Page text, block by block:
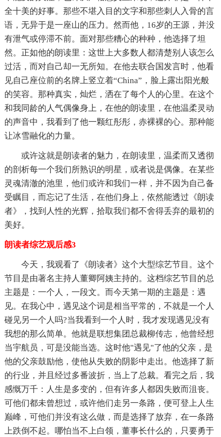
全十美的好事。那些不堪入目的文字和那些刺人入骨的言
语，无异于是一座山的压力。然而他，16岁的王源，并没
有泄气或停滞不前。面对那些糟心的种种，他选择了坦
然。正如他的朗读里：这世上大多数人都清楚别人该怎么
过活，而对自己却一无所知。在他去联合国发言时，他看
见自己座位前的名牌上竖立着“China”，脸上露出阳光般
的笑容。那种真实，灿烂，洒在了每个人的心里。在这个
和我同龄的人气偶像身上，在他的朗读里，在他温柔灵动
的声音中，我看到了他一颗红彤彤，赤裸裸的心。那种能
让冰雪融化的力量。
或许这就是朗读者的魅力，在朗读里，温柔而又透彻
的剖析每一个我们所熟识的明星，或者说是偶像。在某些
灵魂清澈的池里，他们或许和我们一样，并不因为自己备
受瞩目，而忘记了生活，在他们身上，依然能透过《朗读
者》，找到人性的光辉，拾取我们都不舍得丢弃的最初的
美好。
朗读者综艺观后感3
今天，我观看了《朗读者》这个大型综艺节目。这个
节目是由著名主持人董卿阿姨主持的。这档综艺节目的总
主题是：一个人，一段文。而今天第一期的主题是：遇
见。在我心中，遇见这个词是相当平常的，不就是一个人
碰见另一个人吗?当我看到一个人时，我才发现遇见没有
我想的那么简单。他就是联想集团总裁柳传志，他曾经想
当宇航员，可是没能当选。这时他"遇见"了他的父亲，是
他的父亲鼓励他，使他从失败的阴影中走出。他选择了新
的行业，并且经过多番波折，当上了总裁。看完之后，我
感慨万千：人生是多变的，但有许多人都因失败而沮丧。
可他们都未曾想过，或许他们走另一条路，便可登上人生
巅峰，可他们并没有这么做，而是选择了放弃，在一条路
上跌倒不起。哪怕当不上白领，董事长什么的，只要勇于